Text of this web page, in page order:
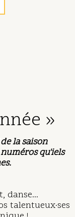
»
la saison
qu'iels
danse...
talentueux·ses